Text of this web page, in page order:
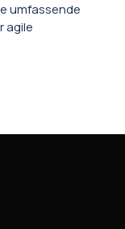
umfassende
agile